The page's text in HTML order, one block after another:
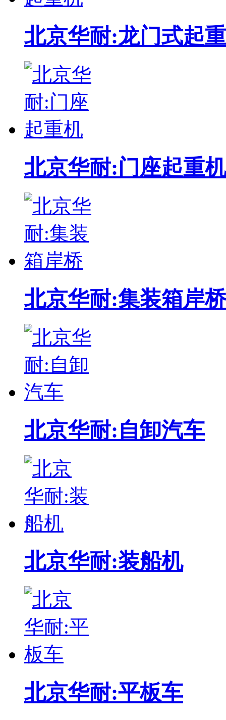
北京华耐:龙门式起
北京华耐:门座起重机
北京华耐:集装箱岸桥
北京华耐:自卸汽车
北京华耐:装船机
北京华耐:平板车